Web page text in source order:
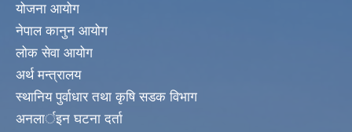
योजना आयोग
नेपाल कानुन आयोग
लोक सेवा आयोग
अर्थ मन्त्रालय
स्थानिय पुर्वाधार तथा कृषि सडक विभाग
अनलार्इन घटना दर्ता